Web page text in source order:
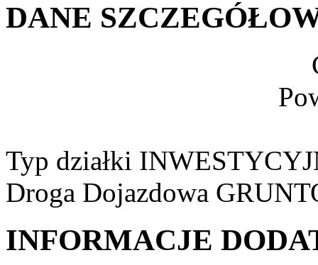
DANE
Typ działki
Droga Dojazdowa
INFORMACJE